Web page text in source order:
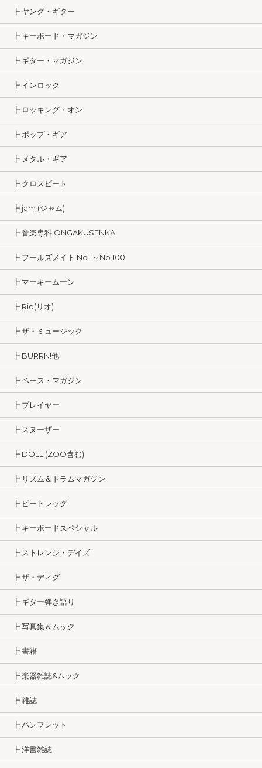
┣ ヤング・ギター
┣ キーボード・マガジン
┣ ギター・マガジン
┣ インロック
┣ ロッキング・オン
┣ ポップ・ギア
┣ メタル・ギア
┣ クロスビート
┣ jam (ジャム)
┣ 音楽専科 ONGAKUSENKA
┣ フールズメイト No.1～No.100
┣ マーキームーン
┣ Rio(リオ)
┣ ザ・ミュージック
┣ BURRN!他
┣ ベース・マガジン
┣ プレイヤー
┣ スヌーザー
┣ DOLL (ZOO含む)
┣ リズム＆ドラムマガジン
┣ ビートレッグ
┣ キーボードスペシャル
┣ ストレンジ・デイズ
┣ ザ・ディグ
┣ ギター弾き語り
┣ 写真集＆ムック
┣ 書籍
┣ 楽器雑誌&ムック
┣ 雑誌
┣ パンフレット
┣ 洋書雑誌